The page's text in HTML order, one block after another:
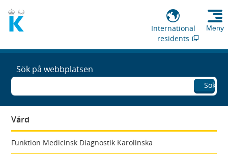
International
residents
Meny
Sök på webbplatsen
Sök
Vård
Funktion Medicinsk Diagnostik Karolinska